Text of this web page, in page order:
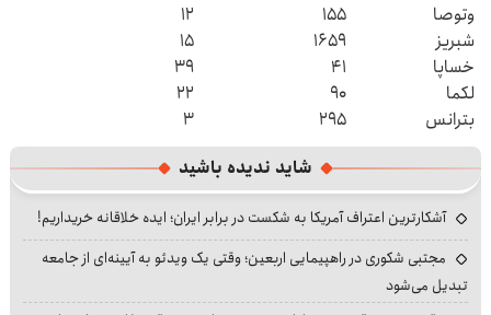
وتوصا
۱۵۵
۱۲
شبریز
۱۶۵۹
۱۵
خساپا
۴۱
۳۹
لکما
۹۰
۲۲
بترانس
۲۹۵
۳
شاید ندیده باشید
آشکارترین اعتراف آمریکا به شکست در برابر ایران؛ ایده خلاقانه خریداریم!
مجتبی شکوری در راهپیمایی اربعین؛ وقتی یک ویدئو به آیینه‌ای از جامعه
تبدیل می‌شود